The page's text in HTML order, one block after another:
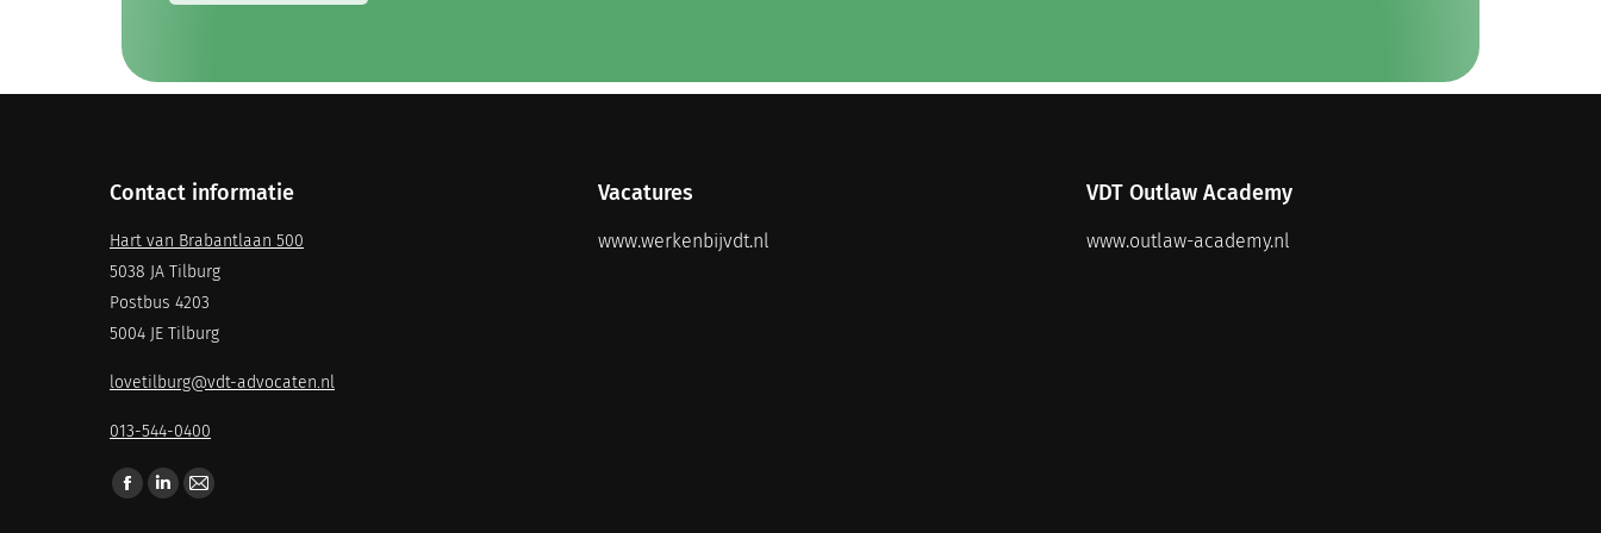
Contact informatie
Hart van Brabantlaan 500
5038 JA Tilburg
Postbus 4203
5004 JE Tilburg
lovetilburg@vdt-advocaten.nl
013-544-0400
Vind ons op:
Vacatures
www.werkenbijvdt.nl
VDT Outlaw Academy
www.outlaw-academy.nl